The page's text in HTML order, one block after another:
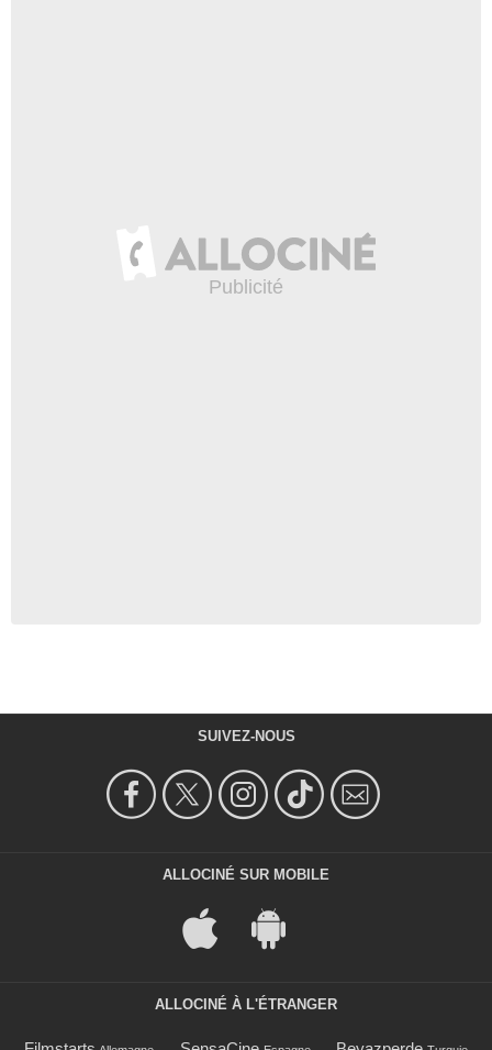
SUIVEZ-NOUS
ALLOCINÉ SUR MOBILE
ALLOCINÉ À L'ÉTRANGER